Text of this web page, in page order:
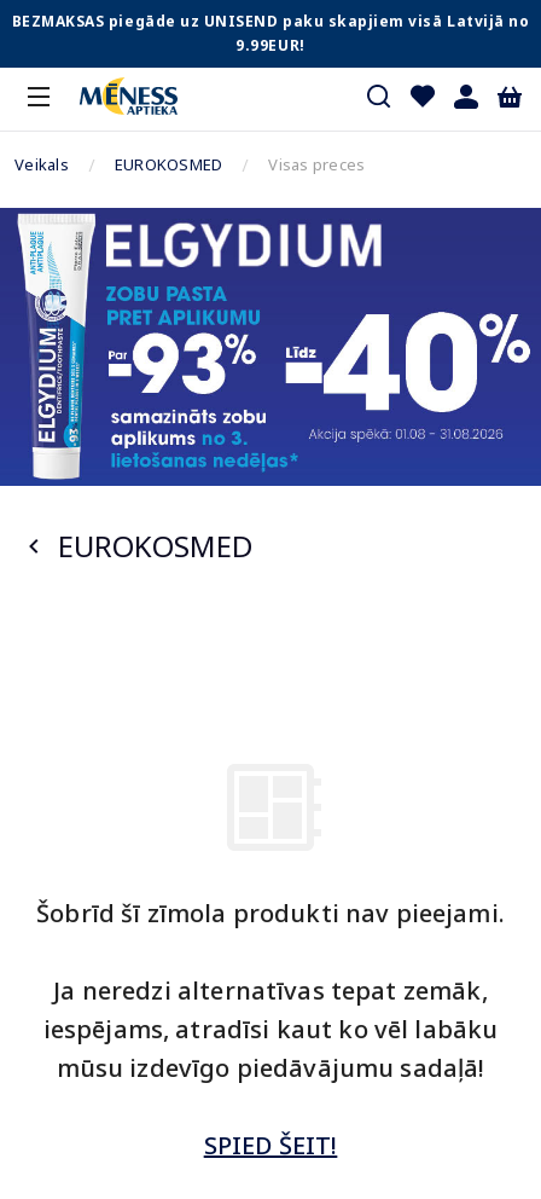
BEZMAKSAS piegāde uz UNISEND paku skapjiem visā Latvijā no
9.99EUR!
Veikals EUROKOSMED Visas preces
EUROKOSMED
Šobrīd šī zīmola produkti nav pieejami.
Ja neredzi alternatīvas tepat zemāk,
iespējams, atradīsi kaut ko vēl labāku
mūsu izdevīgo piedāvājumu sadaļā!
SPIED ŠEIT!